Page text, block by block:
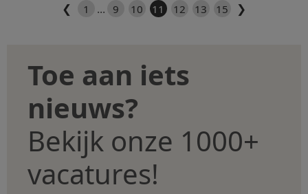
❮ 1 ... 9 10 11 12 13 15 ❯
Toe aan iets
nieuws?
Bekijk onze 1000+
vacatures!